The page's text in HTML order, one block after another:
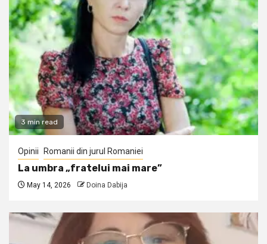
3 min read
Opinii Romanii din jurul Romaniei
La umbra „fratelui mai mare”
May 14, 2026 Doina Dabija